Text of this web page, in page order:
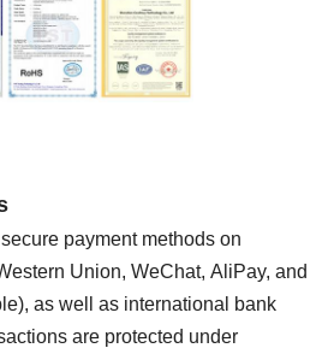
payment methods on
Union, WeChat, AliPay, and
as well as international bank
are protected under